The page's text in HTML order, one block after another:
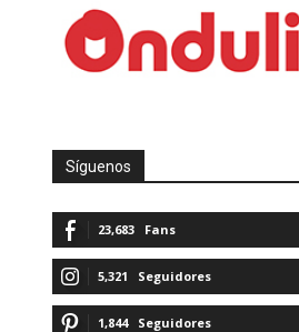
Síguenos
23,683 Fans
5,321 Seguidores
1,844 Seguidores